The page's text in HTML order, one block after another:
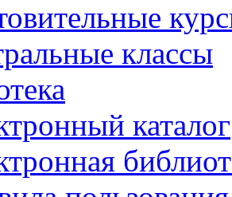
классы
каталог